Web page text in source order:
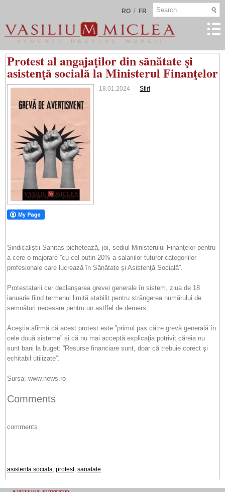
RO / FR
Protest al angajaţilor din sănătate şi
asistenţă socială la Ministerul Finanţelor
18.01.2024 Stiri
Sindicaliştii Sanitas pichetează, joi, sediul Ministerului Finanţelor pentru
a cere o majorare ”cu cel putin 20% a salariilor tuturor categoriilor
profesionale care lucrează în Sănătate şi Asistenţă Socială”.
Protestatarii cer declanşarea grevei generale în sistem, ziua de 18
ianuarie fiind termenul limită stabilit pentru strângerea numărului de
semnături necesare pentru un astffel de demers.
Aceştia afirmă că acest protest este ”primul pas către grevă generală în
cele două sisteme” și că nu mai acceptă explicaţia potrivit căreia nu
sunt bani la buget: ”Resurse financiare sunt, doar că trebuie corect şi
echitabil utilizate”.
Sursa: www.news.ro
Comments
comments
asistenta sociala, protest, sanatate